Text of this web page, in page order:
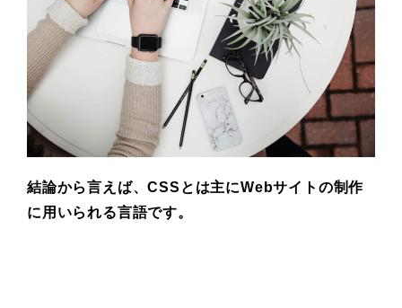
結論から言えば、CSSとは主にWebサイトの制作
に用いられる言語です。